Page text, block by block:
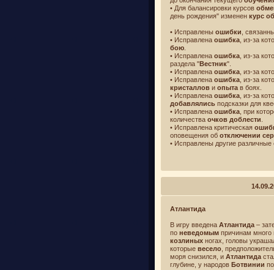
• Для балансировки курсов
день рождения" изменен курс
• Исправлены ошибки ,
• Исправлена ошибка , из-за
бою
• Исправлена ошибка , из-за
раздела "Вестник".
• Исправлена ошибка , из-за
• Исправлена ошибка , из-за
кристаллов и опыта в боях.
• Исправлена ошибка , из-за
добавлялись подсказки для
• Исправлена ошибка , при
количества очков доблести
• Исправлена критическая
оповещения об отключении
• Исправлены другие различные
Атлантида
В игру введена Атлантида –
по неведомым причинам много
козлиных ногах, головы
которые весело ,
моря снизился, и Атлантида
глубине, у народов Ботвинии